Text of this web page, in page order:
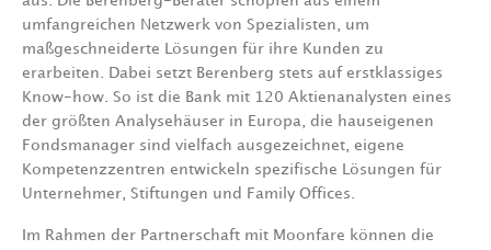
umfangreichen Netzwerk von Spezialisten, um
maßgeschneiderte Lösungen für ihre Kunden zu
erarbeiten. Dabei setzt Berenberg stets auf erstklassiges
Know-how. So ist die Bank mit 120 Aktienanalysten eines
der größten Analysehäuser in Europa, die hauseigenen
Fondsmanager sind vielfach ausgezeichnet, eigene
Kompetenzzentren entwickeln spezifische Lösungen für
Unternehmer, Stiftungen und Family Offices.
Im Rahmen der Partnerschaft mit Moonfare können die